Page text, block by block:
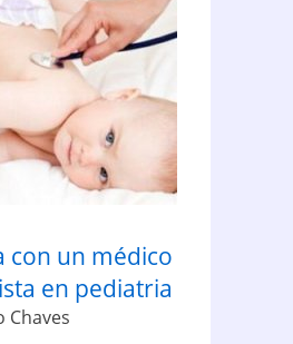
con un médico
en pediatria
Chaves